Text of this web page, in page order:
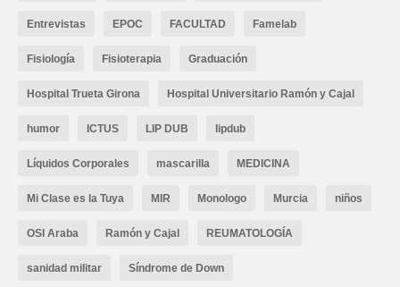
Entrevistas EPOC FACULTAD Famelab
Fisiología Fisioterapia Graduación
Hospital Trueta Girona Hospital Universitario Ramón y Cajal
humor ICTUS LIP DUB lipdub
Líquidos Corporales mascarilla MEDICINA
Mi Clase es la Tuya MIR Monologo Murcia niños
OSI Araba Ramón y Cajal REUMATOLOGÍA
sanidad militar Síndrome de Down